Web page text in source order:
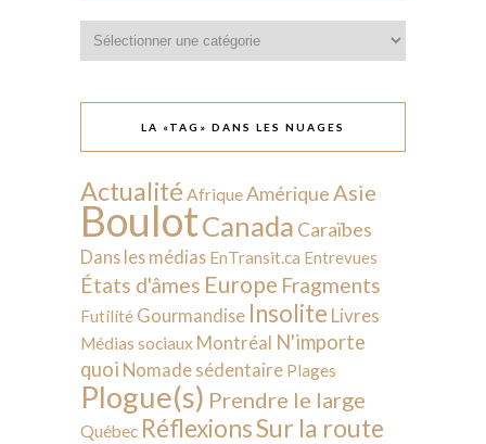
LA «TAG» DANS LES NUAGES
Actualité AfriqueAmérique Asie
BoulotCanada Caraïbes
Dans les médias EnTransit.ca Entrevues
États d'âmes Europe Fragments
Futilité Gourmandise Insolite Livres
Médias sociaux Montréal N'importe
quoi Nomade sédentaire Plages
Plogue(s) Prendre le large
Québec RéflexionsSur la route